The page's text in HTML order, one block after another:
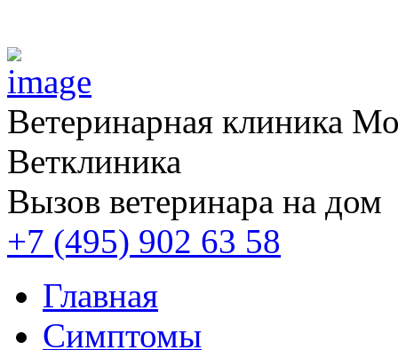
Ветеринарная клиника
Ветклиника
Вызов ветеринара на дом
+7 (495) 902 63 58
Главная
Симптомы